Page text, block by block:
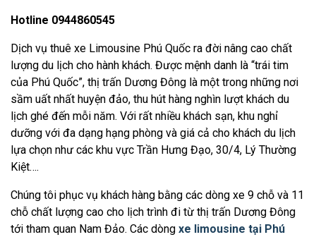
Hotline 0944860545
Dịch vụ thuê xe Limousine Phú Quốc ra đời nâng cao chất
lượng du lịch cho hành khách. Được mệnh danh là “trái tim
của Phú Quốc”, thị trấn Dương Đông là một trong những nơi
sầm uất nhất huyện đảo, thu hút hàng nghìn lượt khách du
lịch ghé đến mỗi năm. Với rất nhiều khách sạn, khu nghỉ
dưỡng với đa dạng hạng phòng và giá cả cho khách du lịch
lựa chọn như các khu vực Trần Hưng Đạo, 30/4, Lý Thường
Kiệt….
Chúng tôi phục vụ khách hàng bằng các dòng xe 9 chỗ và 11
chỗ chất lượng cao cho lịch trình đi từ thị trấn Dương Đông
tới tham quan Nam Đảo. Các dòng xe limousine tại Phú